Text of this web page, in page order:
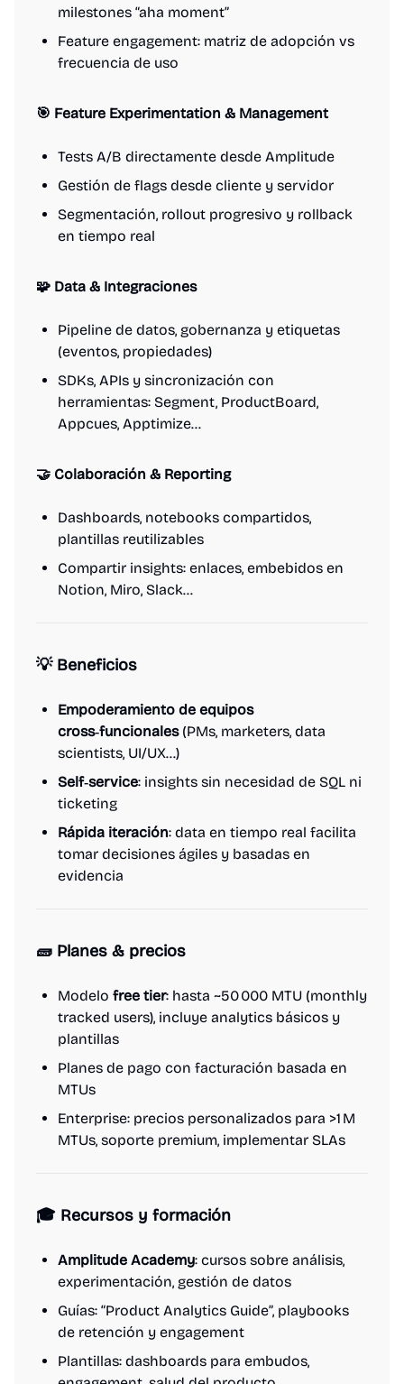
milestones “aha moment”
Feature engagement: matriz de adopción vs
frecuencia de uso
🎯 Feature Experimentation & Management
Tests A/B directamente desde Amplitude
Gestión de flags desde cliente y servidor
Segmentación, rollout progresivo y rollback
en tiempo real
🧩 Data & Integraciones
Pipeline de datos, gobernanza y etiquetas
(eventos, propiedades)
SDKs, APIs y sincronización con
herramientas: Segment, ProductBoard,
Appcues, Apptimize…
🤝 Colaboración & Reporting
Dashboards, notebooks compartidos,
plantillas reutilizables
Compartir insights: enlaces, embebidos en
Notion, Miro, Slack…
💡 Beneficios
Empoderamiento de equipos
cross‑funcionales(PMs, marketers, data
scientists, UI/UX…)
Self‑service: insights sin necesidad de SQL ni
ticketing
Rápida iteración: data en tiempo real facilita
tomar decisiones ágiles y basadas en
evidencia
🧱 Planes & precios
Modelo free tier: hasta ~50 000 MTU (monthly
tracked users), incluye analytics básicos y
plantillas
Planes de pago con facturación basada en
MTUs
Enterprise: precios personalizados para >1 M
MTUs, soporte premium, implementar SLAs
🎓 Recursos y formación
Amplitude Academy: cursos sobre análisis,
experimentación, gestión de datos
Guías: “Product Analytics Guide”, playbooks
de retención y engagement
Plantillas: dashboards para embudos,